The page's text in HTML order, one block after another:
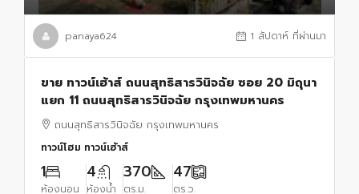
panaya624 1 สัปดาห์ ที่ผ่านมา
ขาย ทาวน์เฮ้าส์ ถนนสุทธิสารวินิจฉัย ซอย 20 มิถุนา
แยก 11 ถนนสุทธิสารวินิจฉัย กรุงเทพมหานคร
ถนนสุทธิสารวินิจฉัย กรุงเทพมหานคร
ทาวน์โฮม ทาวน์เฮ้าส์
1
ห้องนอน
4
ห้องน้ำ
370
ตร.ม.
47
ตร.ว.